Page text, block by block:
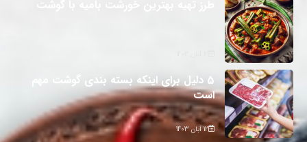
5 دلیل برای اینکه بسته بندی گوشت مهم
است
12 آبان 1403